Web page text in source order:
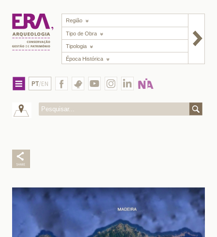
Região
Tipo de Obra
Tipologia
Época Histórica
PT/EN